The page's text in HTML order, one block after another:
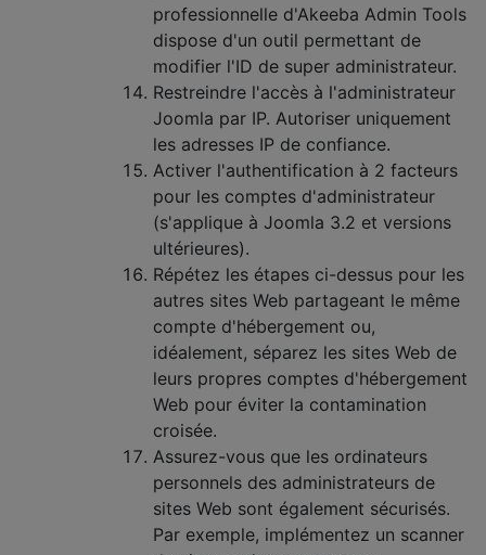
professionnelle d'Akeeba Admin Tools
dispose d'un outil permettant de
modifier l'ID de super administrateur.
Restreindre l'accès à l'administrateur
Joomla par IP. Autoriser uniquement
les adresses IP de confiance.
Activer l'authentification à 2 facteurs
pour les comptes d'administrateur
(s'applique à Joomla 3.2 et versions
ultérieures).
Répétez les étapes ci-dessus pour les
autres sites Web partageant le même
compte d'hébergement ou,
idéalement, séparez les sites Web de
leurs propres comptes d'hébergement
Web pour éviter la contamination
croisée.
Assurez-vous que les ordinateurs
personnels des administrateurs de
sites Web sont également sécurisés.
Par exemple, implémentez un scanner